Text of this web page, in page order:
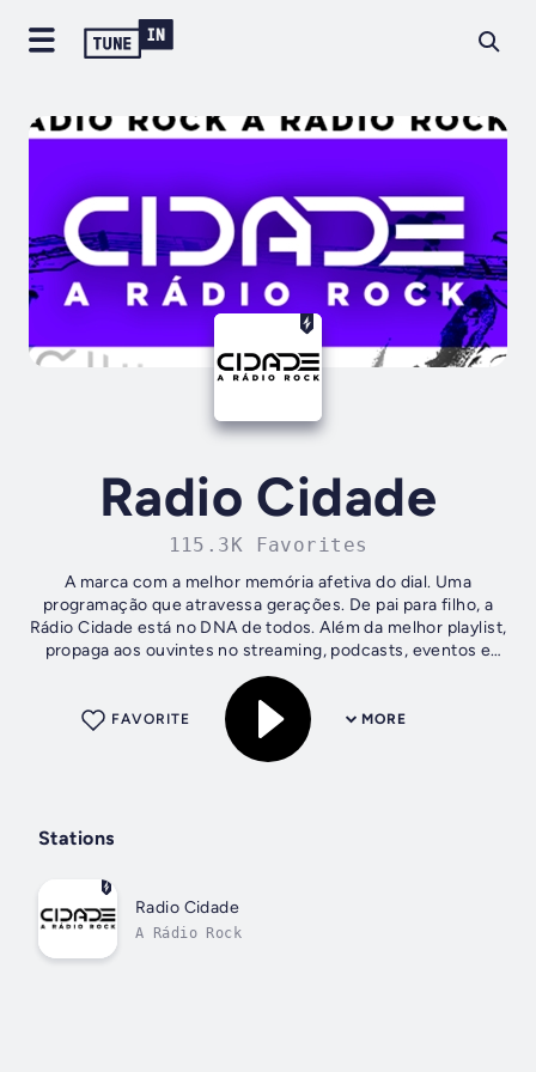
Radio Cidade
115.3K Favorites
A marca com a melhor memória afetiva do dial. Uma
programação que atravessa gerações. De pai para filho, a
Rádio Cidade está no DNA de todos. Além da melhor playlist,
propaga aos ouvintes no streaming, podcasts, eventos e
promoções. O melhor do Rock...
MORE
FAVORITE
Stations
Radio Cidade
A Rádio Rock